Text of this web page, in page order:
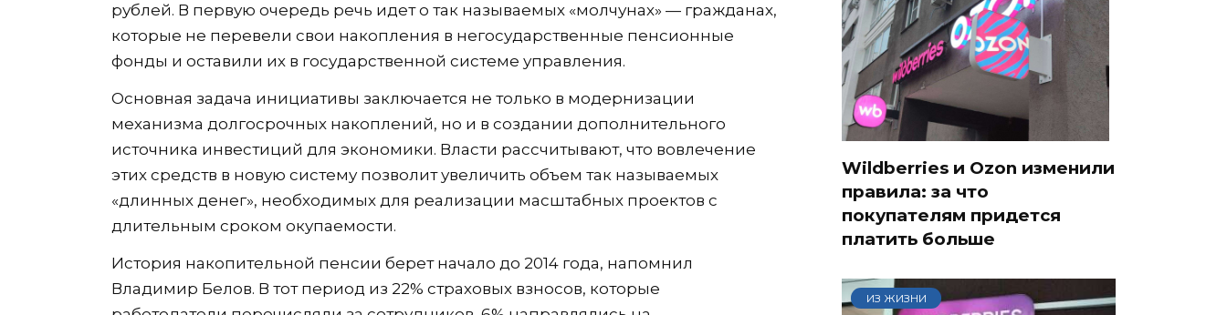
рублей. В первую очередь речь идет о так называемых «молчунах» — гражданах,
которые не перевели свои накопления в негосударственные пенсионные
фонды и оставили их в государственной системе управления.
Основная задача инициативы заключается не только в модернизации
механизма долгосрочных накоплений, но и в создании дополнительного
источника инвестиций для экономики. Власти рассчитывают, что вовлечение
этих средств в новую систему позволит увеличить объем так называемых
«длинных денег», необходимых для реализации масштабных проектов с
длительным сроком окупаемости.
История накопительной пенсии берет начало до 2014 года, напомнил
Владимир Белов. В тот период из 22% страховых взносов, которые
Wildberries и Ozon изменили
правила: за что
покупателям придется
платить больше
ИЗ ЖИЗНИ